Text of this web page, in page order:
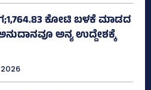
ಕೋಟಿ ಬಳಕೆ ಮಾಡದ
ಅನ್ಯ ಉದ್ದೇಶಕ್ಕೆ